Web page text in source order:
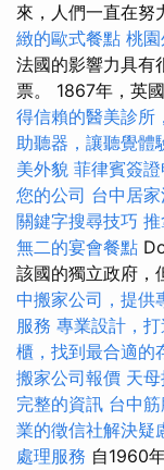
來，人們一直在努
緻的歐式餐點 桃
法國的影響力具有
票。 1867年，英
得信賴的醫美診所
助聽器，讓聽覺體
美外貌 菲律賓簽
您的公司 台中居
關鍵字搜尋技巧
無二的宴會餐點
該國的獨立政府，
中搬家公司，提供
服務 專業設計，
櫃，找到最合適的
搬家公司報價 天
完整的資訊 台中
業的徵信社解決疑
處理服務 自1960